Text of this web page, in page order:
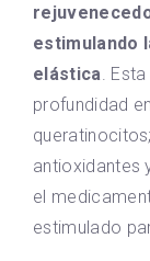
estimulando
elástica .
profundidad
antioxidantes
el
estimulado